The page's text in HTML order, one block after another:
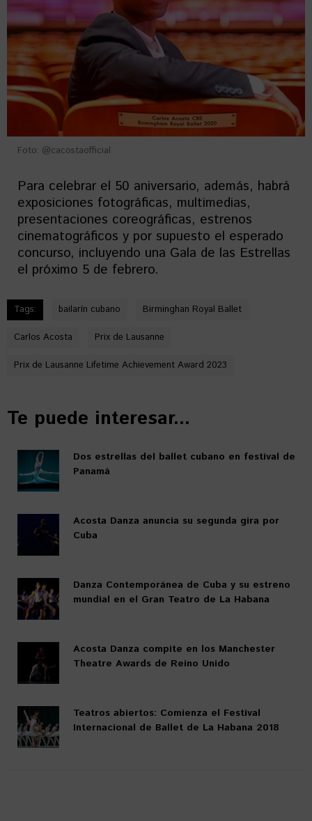
Foto: @cacostaofficial
Para celebrar el 50 aniversario, además, habrá
exposiciones fotográficas, multimedias,
presentaciones coreográficas, estrenos
cinematográficos y por supuesto el esperado
concurso, incluyendo una Gala de las Estrellas
el próximo 5 de febrero.
Tags: bailarín cubano Birminghan Royal Ballet
Carlos Acosta Prix de Lausanne
Prix de Lausanne Lifetime Achievement Award 2023
Te puede interesar...
Dos estrellas del ballet cubano en festival de
Panamá
Acosta Danza anuncia su segunda gira por
Cuba
Danza Contemporánea de Cuba y su estreno
mundial en el Gran Teatro de La Habana
Acosta Danza compite en los Manchester
Theatre Awards de Reino Unido
Teatros abiertos: Comienza el Festival
Internacional de Ballet de La Habana 2018